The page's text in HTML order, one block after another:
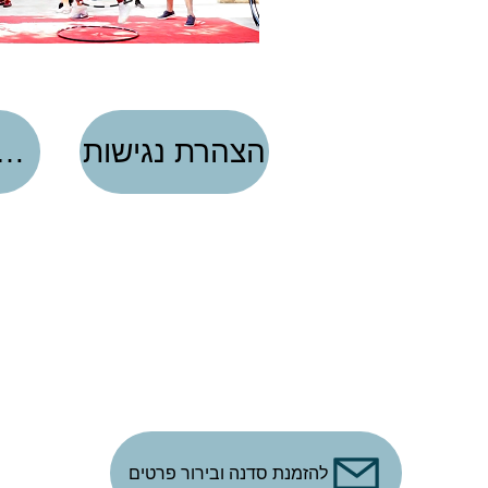
להזמנת סדנה ובירור פרטים
הצהרת נגישות הגדרות